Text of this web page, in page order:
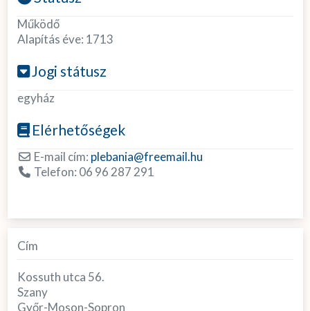
Működő
Alapítás éve: 1713
Jogi státusz
egyház
Elérhetőségek
E-mail cím: plebania@freemail.hu
Telefon: 06 96 287 291
Cím
Kossuth utca 56.
Szany
Győr-Moson-Sopron